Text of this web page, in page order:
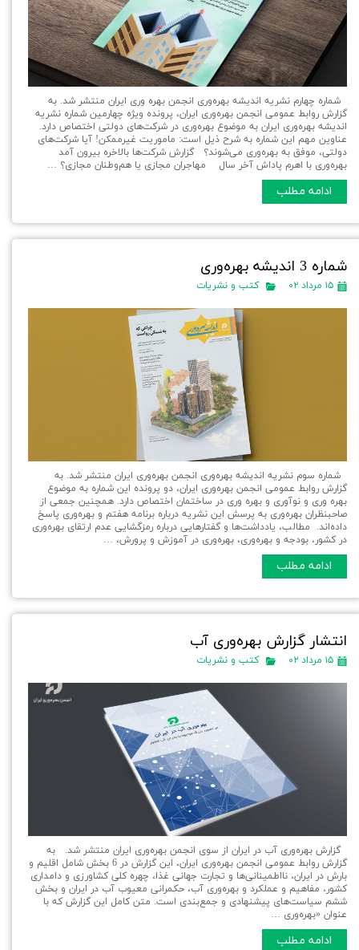
شماره چهارم نشریه اندیشه بهره‌وری انجمن بهره وری ایران منتشر شد. به
گزارش روابط عمومی انجمن بهره‌وری ایران، پرونده ویژه چهارمین شماره نشریه
اندیشه بهره‌وری ایران به موضوع بهره‌وری در شرکت‌های دولتی اختصاص دارد.
عناوین مهم این شماره به شرح ذیل است: ماموریت غیرممکن! آیا شرکت‌های
دولتی، موفق به بهره‌وری می‌شوند؟ گزارش شرکت‌ها بالاخره بیرون آمد
بهره‌وری با اهرم پاداش آخر سال مهاجران مجازی یا هم‌وطنان مجازی؟ …
ادامه مطلب
شماره 3 اندیشه بهره‌وری
۱۵ مرداد ۰۲ کتب و نشریات
شماره سوم نشریه اندیشه بهره‌وری انجمن بهره‌وری ایران منتشر شد. به
گزارش روابط عمومی انجمن بهره‌وری ایران، دو پرونده این شماره به موضوع
بهره وری و نوآوری و بهره وری در ساختمان اختصاص دارد. همچنین جمعی از
صاحبنظران بهره‌وری به پرسش این نشریه درباره برنامه هفتم و بهره‌وری پاسخ
داده‌اند. مطالب، یادداشت‌ها و گفتارهایی درباره رمزگشایی عدم ارتقای بهره‌وری
در کشور، بودجه و بهره‌وری، بهره‌وری در آموزش و پرورش، …
ادامه مطلب
انتشار گزارش بهره‌وری آب
۱۵ مرداد ۰۲ کتب و نشریات
گزارش بهره‌وری آب در ایران از سوی انجمن بهره‌وری ایران منتشر شد. به
گزارش روابط عمومی انجمن بهره‌وری ایران، این گزارش در 6 بخش شامل اقلیم و
بارش در ایران، نااطمینانی‌ها و تجارت جهانی غذا، چهره کلی کشاورزی و دامداری
کشور، مفاهیم و عملکرد و بهره‌وری آب، حکمرانی معیوب آب در ایران و بخش
ششم سیاست‌های پیشنهادی و جمع‌بندی است. متن کامل این گزارش که با
عنوان «بهره‌وری …
ادامه مطلب